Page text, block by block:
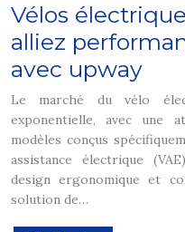
Vélos
alliez
avec upway
Le marché du vélo
exponentielle, avec une
modèles conçus
assistance électrique
design ergonomique et
solution de…